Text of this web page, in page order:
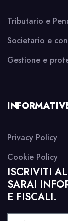
Tributario e
Societario e
Gestione e
Privacy Policy
Cookie Policy
ISCRIVITI
SARAI
E FISCALI.